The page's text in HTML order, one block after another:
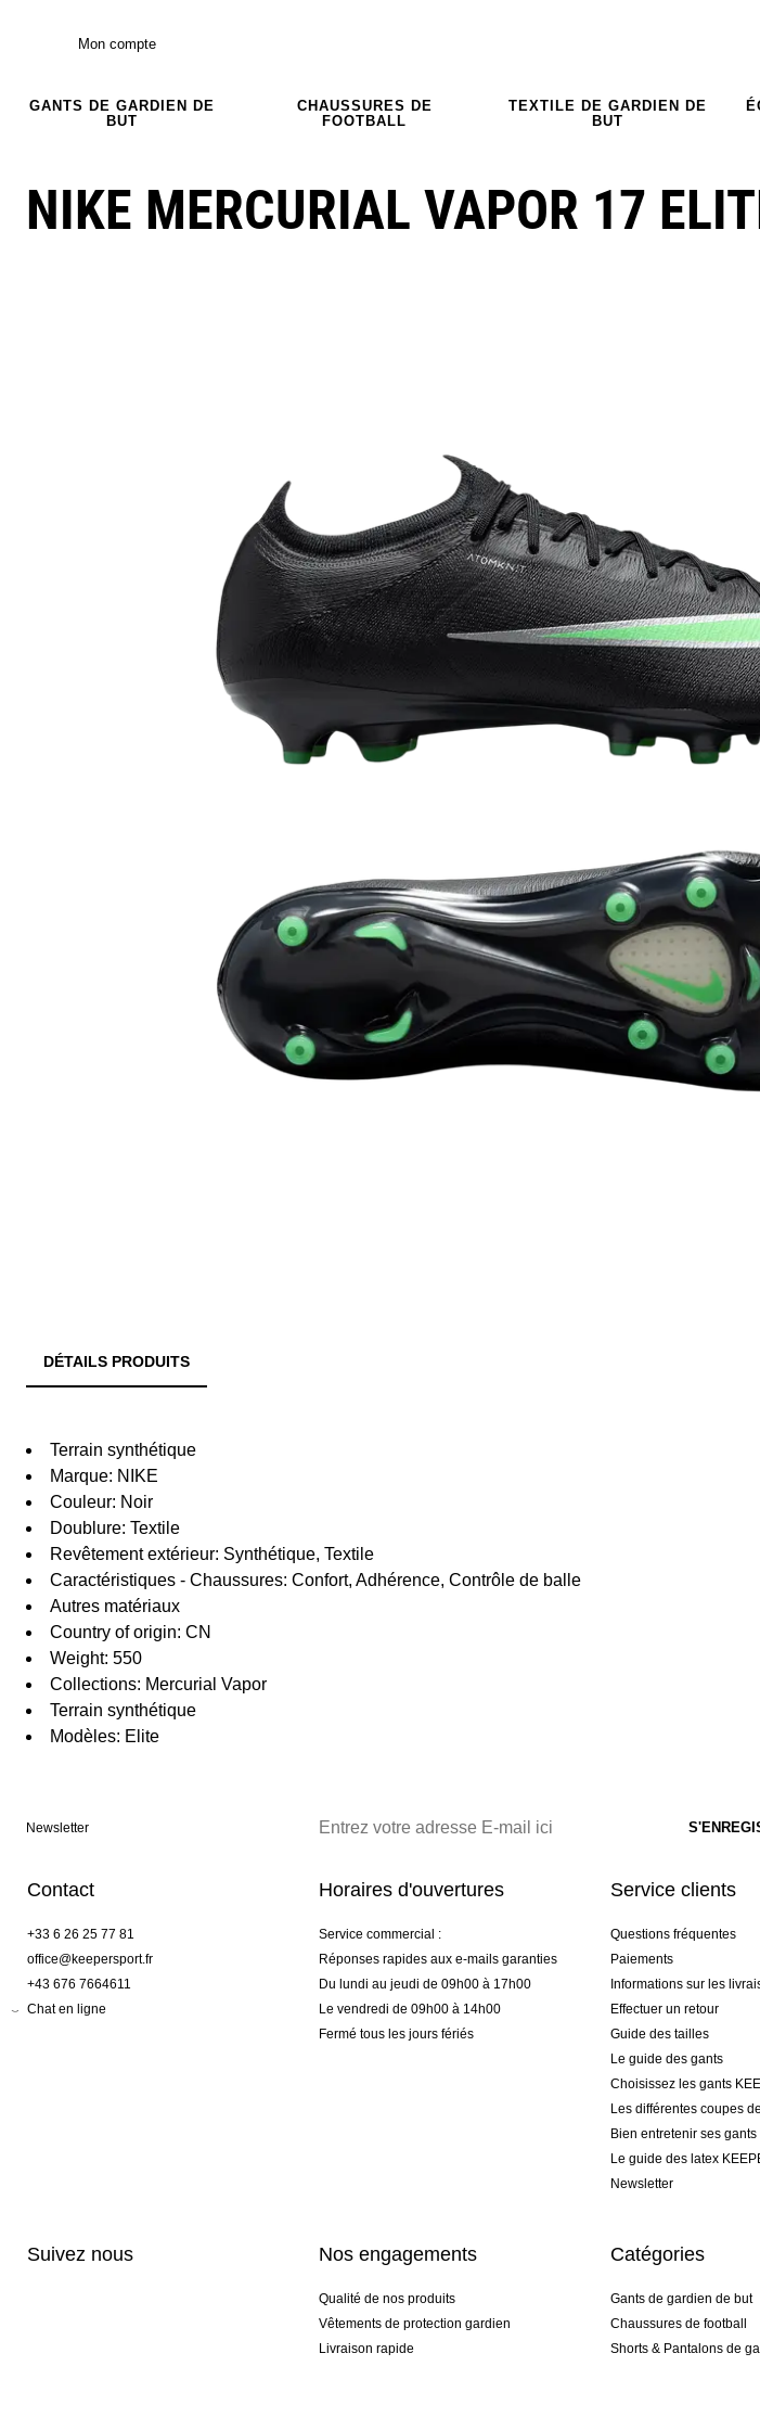
Mon compte
GANTS DE GARDIEN DE
BUT
CHAUSSURES DE
FOOTBALL
TEXTILE DE GARDIEN DE
BUT
NIKE MERCURIAL VAPOR 17
DÉTAILS PRODUITS
Terrain synthétique
Marque: NIKE
Couleur: Noir
Doublure: Textile
Revêtement extérieur: Synthétique, Textile
Caractéristiques - Chaussures: Confort, Adhérence, Contrôle de balle
Autres matériaux
Country of origin: CN
Weight: 550
Collections: Mercurial Vapor
Terrain synthétique
Modèles: Elite
Newsletter
Contact
+33 6 26 25 77 81
office@keepersport.fr
+43 676 7664611
Chat en ligne
Horaires d'ouvertures
Service commercial :
Réponses rapides aux e-mails garanties
Du lundi au jeudi de 09h00 à 17h00
Le vendredi de 09h00 à 14h00
Fermé tous les jours fériés
Service clients
Questions fréquentes
Paiements
Informations sur les
Effectuer un retour
Guide des tailles
Le guide des gants
Choisissez les gants
Les différentes coupes
Bien entretenir ses gants
Le guide des latex
Newsletter
Suivez nous Nos engagements
Qualité de nos produits
Vêtements de protection gardien
Livraison rapide
Catégories
Gants de gardien de but
Chaussures de football
Shorts & Pantalons de